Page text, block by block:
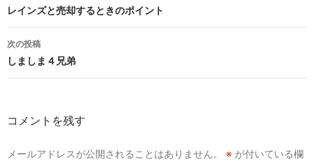
稿
ナ
ビ
レインズと売却するときのポイント
次の投稿
しましま４兄弟
コメントを残す
メールアドレスが公開されることはありません。 ※ が付いている欄